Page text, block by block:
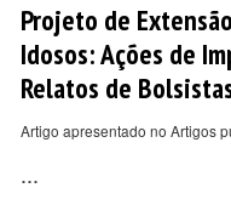
Projeto de
Idosos: Ações de
Relatos de
Artigo apresentado no Artigos
...